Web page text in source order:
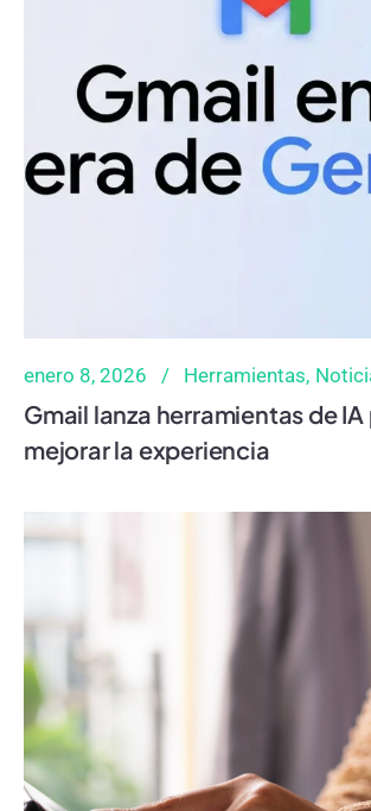
enero 8, 2026 Herramientas
Gmail lanza herramientas de IA
mejorar la experiencia